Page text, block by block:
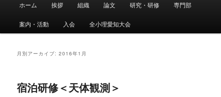
メ
ホーム 挨拶 組織 論文 研究・研修 専門部
案内・活動 入会 全小理愛知大会
月別アーカイブ:2016年1月
宿泊研修＜天体観測＞